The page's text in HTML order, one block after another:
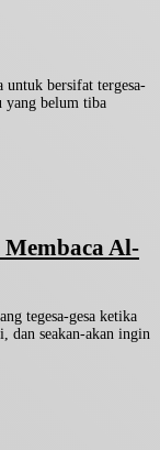
bersifat tergesa-
yang belum tiba
Membaca Al-
tegesa-gesa ketika
dan seakan-akan ingin